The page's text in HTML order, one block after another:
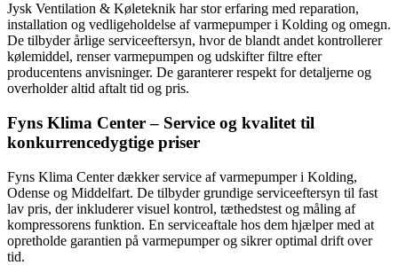
Jysk Ventilation & Køleteknik har stor erfaring med reparation,
installation og vedligeholdelse af varmepumper i Kolding og omegn.
De tilbyder årlige serviceeftersyn, hvor de blandt andet kontrollerer
kølemiddel, renser varmepumpen og udskifter filtre efter
producentens anvisninger. De garanterer respekt for detaljerne og
overholder altid aftalt tid og pris.
Fyns Klima Center – Service og kvalitet til
konkurrencedygtige priser
Fyns Klima Center dækker service af varmepumper i Kolding,
Odense og Middelfart. De tilbyder grundige serviceeftersyn til fast
lav pris, der inkluderer visuel kontrol, tæthedstest og måling af
kompressorens funktion. En serviceaftale hos dem hjælper med at
opretholde garantien på varmepumper og sikrer optimal drift over
tid.